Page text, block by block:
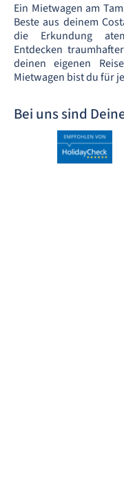
Ein Mietwagen am
Beste aus deinem
die Erkundung
Entdecken
deinen eigenen
Mietwagen bist du für
Bei uns sind